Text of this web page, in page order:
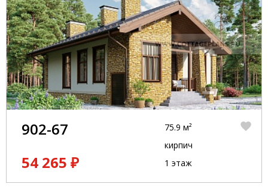
902-67
54 265 ₽
75.9 м²
кирпич
1 этаж